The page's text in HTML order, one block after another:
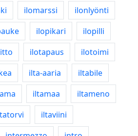
ilomarssi
ilonlyönti
ilopikari
ilopilli
ilotapaus
ilotoimi
ilta-aaria
iltabile
iltamaa
iltameno
iltaviini